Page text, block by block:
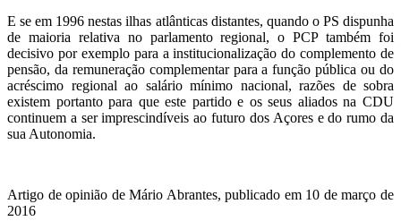
E se em 1996 nestas ilhas atlânticas distantes, quando o PS dispunha
de maioria relativa no parlamento regional, o PCP também foi
decisivo por exemplo para a institucionalização do complemento de
pensão, da remuneração complementar para a função pública ou do
acréscimo regional ao salário mínimo nacional, razões de sobra
existem portanto para que este partido e os seus aliados na CDU
continuem a ser imprescindíveis ao futuro dos Açores e do rumo da
sua Autonomia.
Artigo de opinião de Mário Abrantes, publicado em 10 de março de
2016